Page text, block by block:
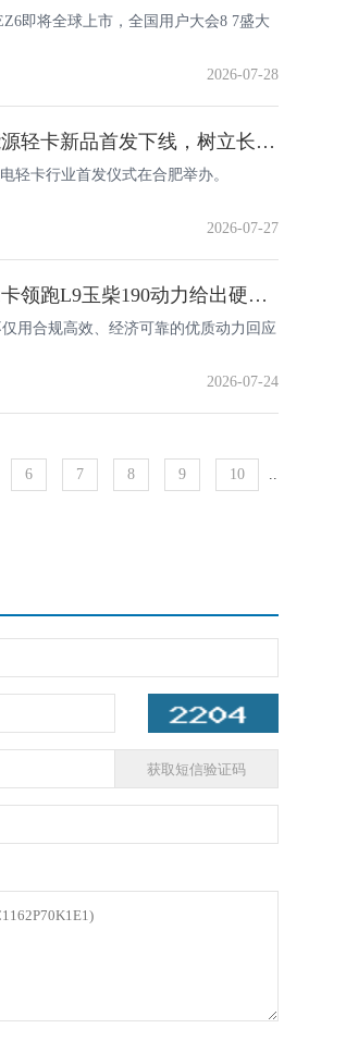
即将全球上市，全国用户大会8 7盛大
2026-07-28
行业首发172度电！江淮新能源轻卡新品首发下线，树立长续航标杆
轻卡行业首发仪式在合肥举办。
2026-07-27
山区重货运输谁更强？江淮1卡领跑L9玉柴190动力给出硬核答案
用合规高效、经济可靠的优质动力回应
2026-07-24
6 7 8 9 10 ..